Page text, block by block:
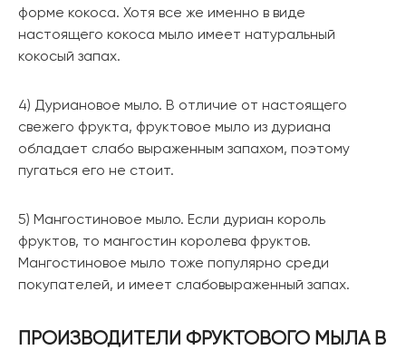
форме кокоса. Хотя все же именно в виде
настоящего кокоса мыло имеет натуральный
кокосый запах.
4) Дуриановое мыло. В отличие от настоящего
свежего фрукта, фруктовое мыло из дуриана
обладает слабо выраженным запахом, поэтому
пугаться его не стоит.
5) Мангостиновое мыло. Если дуриан король
фруктов, то мангостин королева фруктов.
Мангостиновое мыло тоже популярно среди
покупателей, и имеет слабовыраженный запах.
ПРОИЗВОДИТЕЛИ ФРУКТОВОГО МЫЛА В